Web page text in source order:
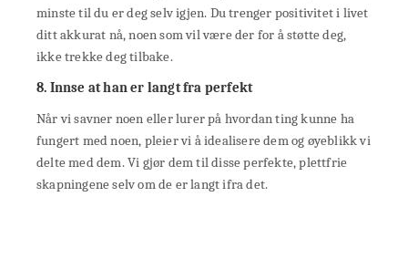
minste til du er deg selv igjen. Du trenger positivitet i livet
ditt akkurat nå, noen som vil være der for å støtte deg,
ikke trekke deg tilbake.
8. Innse at han er langt fra perfekt
Når vi savner noen eller lurer på hvordan ting kunne ha
fungert med noen, pleier vi å idealisere dem og øyeblikk vi
delte med dem. Vi gjør dem til disse perfekte, plettfrie
skapningene selv om de er langt ifra det.